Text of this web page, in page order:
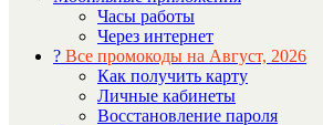
Часы работы
Через интернет
? Все промокоды на Август, 2026
Как получить карту
Личные кабинеты
Восстановление пароля